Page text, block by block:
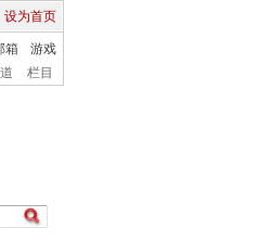
设为首页
箱
游戏
栏目